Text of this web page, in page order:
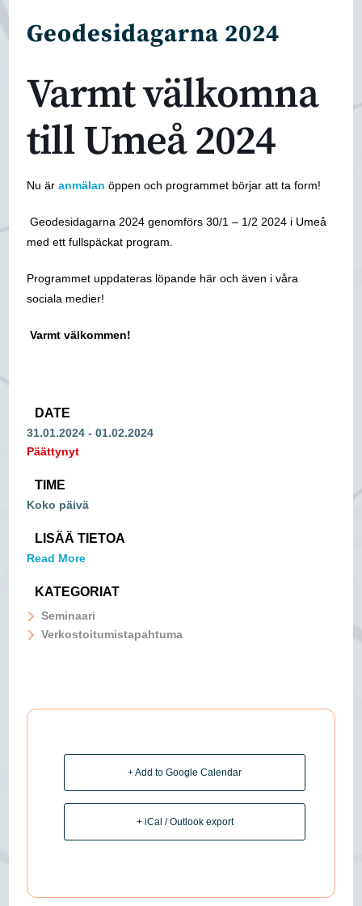
Geodesidagarna 2024
Varmt välkomna
till Umeå 2024
Nu äranmälan öppen och programmet börjar att ta form!
Geodesidagarna 2024 genomförs 30/1 – 1/2 2024 i Umeå
med ett fullspäckat program.
Programmet uppdateras löpande här och även i våra
sociala medier!
Varmt välkommen!
DATE
31.01.2024 - 01.02.2024
Päättynyt
TIME
Koko päivä
LISÄÄ TIETOA
Read More
KATEGORIAT
Seminaari
Verkostoitumistapahtuma
+ Add to Google Calendar
+ iCal / Outlook export